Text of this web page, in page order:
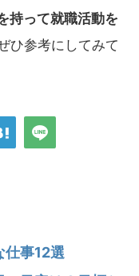
持って就職活動を
ひ参考にしてみて
仕事12選